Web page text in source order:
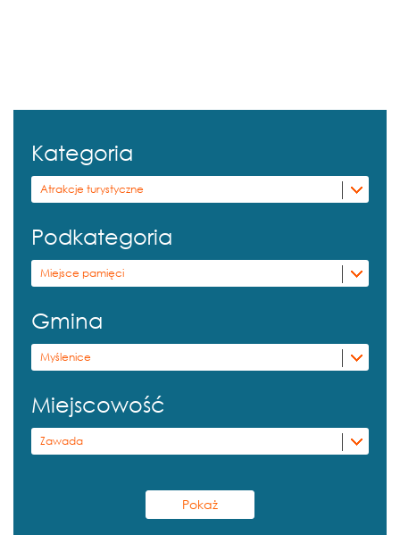
Kategoria
Atrakcje turystyczne
Podkategoria
Miejsce pamięci
Gmina
Myślenice
Miejscowość
Zawada